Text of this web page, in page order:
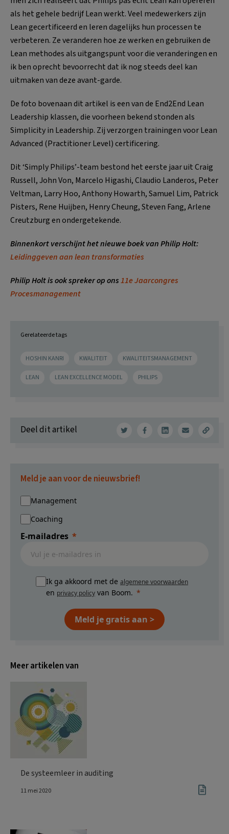
als het gehele bedrijf Lean werkt. Veel medewerkers zijn
Lean gecertificeerd en leren dagelijks hun processen te
verbeteren. Ze veranderen hoe ze werken en gebruiken de
Lean methodes als uitgangspunt voor die veranderingen en
ik ben oprecht bevoorrecht dat ik nog steeds deel kan
uitmaken van deze avant-garde.
De foto bovenaan dit artikel is een van de End2End Lean
Leadership klassen, die voorheen bekend stonden als
Simplicity in Leadership. Zij verzorgen trainingen voor Lean
Advanced (Practitioner Level) certificering.
Dit ‘Simply Philips’-team bestond het eerste jaar uit Craig
Russell, John Von, Marcelo Higashi, Claudio Landeros, Peter
Veltman, Larry Hoo, Anthony Howarth, Samuel Lim, Patrick
Pisters, Rene Huijben, Henry Cheung, Steven Fang, Arlene
Creutzburg en ondergetekende.
Binnenkort verschijnt het nieuwe boek van Philip Holt:
Leidinggeven aan lean transformaties
Philip Holt is ook spreker op ons11e Jaarcongres
Procesmanagement
Gerelateerde tags
HOSHIN KANRI KWALITEIT KWALITEITSMANAGEMENT
LEAN LEAN EXCELLENCE MODEL PHILIPS
Deel dit artikel
Meld je aan voor de nieuwsbrief!
Management
Coaching
E-mailadres
Ik ga akkoord met de algemene voorwaarden
en privacy policy van Boom.
Meld je gratis aan >
Meer artikelen van
De systeemleer in auditing
11 mei 2020